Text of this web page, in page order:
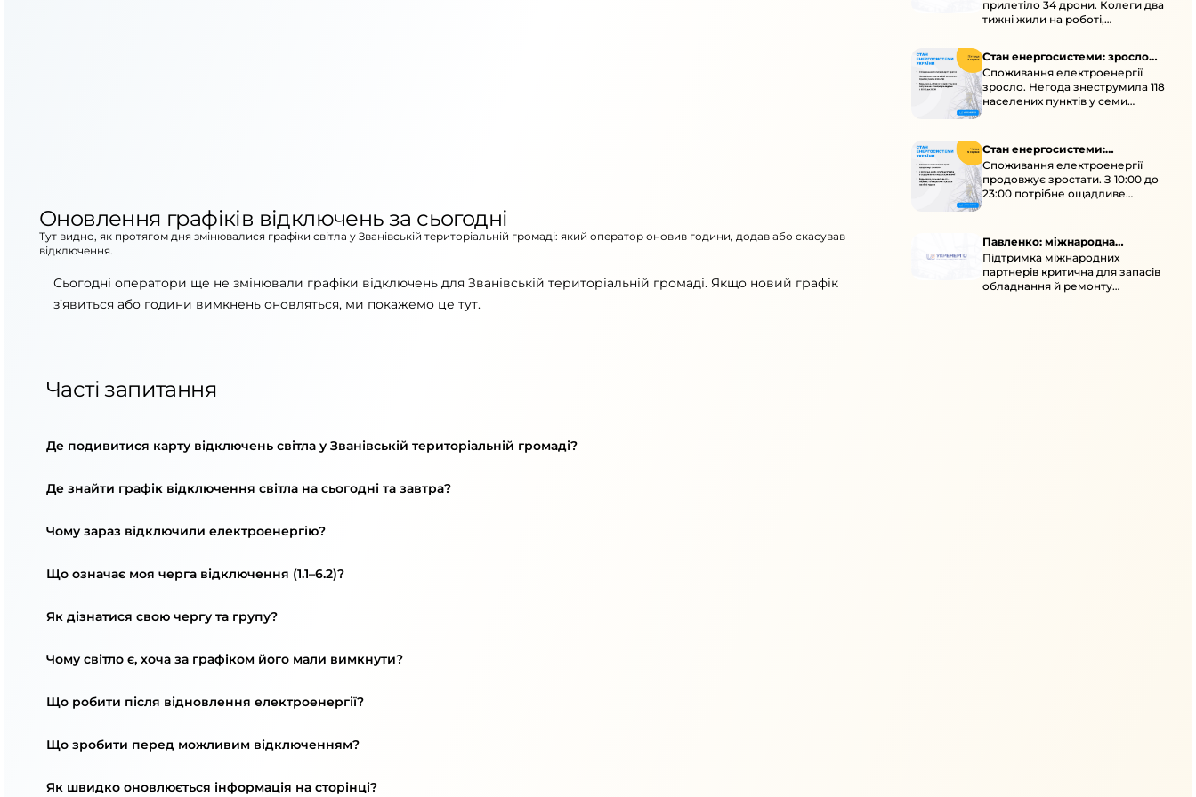
Оновлення графіків відключень за сьогодні
Тут видно, як протягом дня змінювалися графіки світла у Званівській територіальній громаді: який оператор оновив години, додав або скасував
відключення.
Сьогодні оператори ще не змінювали графіки відключень для Званівській територіальній громаді. Якщо новий графік
з’явиться або години вимкнень оновляться, ми покажемо це тут.
Часті запитання
Де подивитися карту відключень світла у Званівській територіальній громаді?
Де знайти графік відключення світла на сьогодні та завтра?
Чому зараз відключили електроенергію?
Що означає моя черга відключення (1.1–6.2)?
Як дізнатися свою чергу та групу?
Чому світло є, хоча за графіком його мали вимкнути?
Що робити після відновлення електроенергії?
Що зробити перед можливим відключенням?
Як швидко оновлюється інформація на сторінці?
прилетіло 34 дрони. Колеги два
тижні жили на роботі,
Стан енергосистеми: зросло
споживання через негоду
Споживання електроенергії
зросло. Негода знеструмила 118
населених пунктів у семи
областях. Обмежте
електроприладами 10:00–23:00.
Стан енергосистеми:
споживання зростає
Споживання електроенергії
продовжує зростати. З 10:00 до
23:00 потрібне ощадливе
енергоспоживання, а
перенести на нічні години.
Павленко: міжнародна
підтримка для стійкості
енергосистеми
Підтримка міжнародних
партнерів критична для запасів
обладнання й ремонту